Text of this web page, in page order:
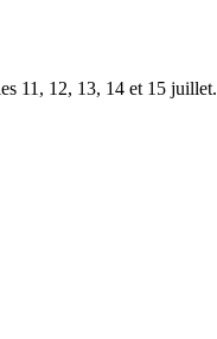
11, 12, 13, 14 et 15 juillet.